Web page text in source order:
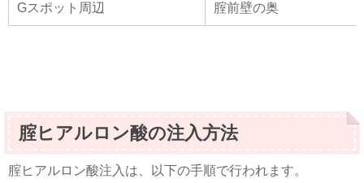
Gスポット周辺 腟前壁の奥
腟ヒアルロン酸の注入方法
腟ヒアルロン酸注入は、以下の手順で行われます。